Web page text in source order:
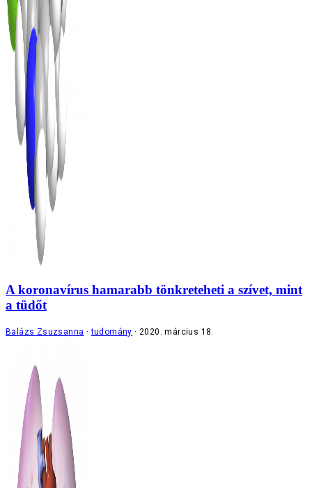
A koronavírus hamarabb tönkreteheti a szívet, mint
a tüdőt
Balázs Zsuzsanna tudomány 2020. március 18.